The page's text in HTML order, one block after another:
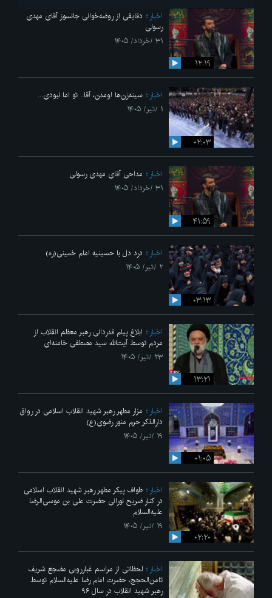
۱۲:۱۹
اخبار
دقایقی از روضه‌خوانی جانسوز آقای مهدی
رسولی
۳۱ /خرداد/ ۱۴۰۵
۰۲:۰۳
اخبار
سینه‌زن‌ها اومدن،‌ آقا.. تو اما نبودی...
۱ /تیر/ ۱۴۰۵
۴۱:۵۹
اخبار
مداحی آقای مهدی رسولی
۳۱ /خرداد/ ۱۴۰۵
۰۳:۱۳
اخبار
درد دل با حسینیه امام خمینی(ره)
۲ /تیر/ ۱۴۰۵
۱۳:۲۱
اخبار
ابلاغ پیام قدردانی رهبر معظم انقلاب از
مردم توسط آیت‌الله سید مصطفی خامنه‌ای
۲۳ /تیر/ ۱۴۰۵
۰۱:۰۵
اخبار
مزار مطهر رهبر شهید انقلاب اسلامی در رواق
دارالذکر حرم منور رضوی(ع)
۱۹ /تیر/ ۱۴۰۵
۰۲:۲۰
اخبار
طواف پیکر مطهر رهبر شهید انقلاب اسلامی
در کنار ضریح نورانی حضرت علی‌ بن موسی‌الرضا
علیه‌السلام
۱۹ /تیر/ ۱۴۰۵
اخبار
لحظاتی از مراسم غبارروبی مضجع شریف
ثامن‌الحجج، حضرت امام رضا علیه‌السلام توسط
رهبر شهید انقلاب در سال ۹۶